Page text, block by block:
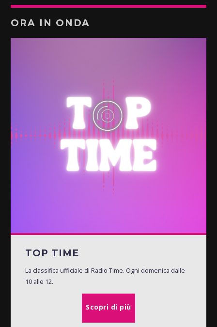
ORA IN ONDA
TOP TIME
La classifica ufficiale di Radio Time. Ogni domenica dalle
10 alle 12.
Scopri di più